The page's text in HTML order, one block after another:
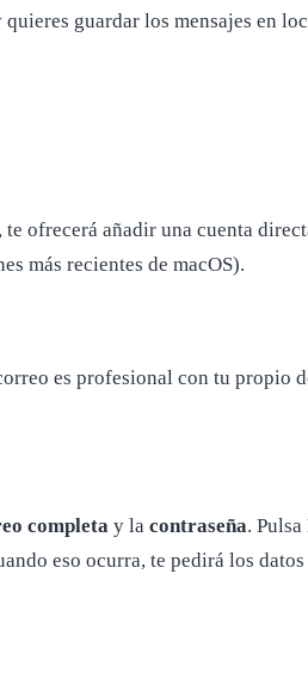
guardar los mensajes en
ofrecerá añadir una cuenta
más recientes de macOS).
es profesional con tu propio
completa y la contraseña. Pulsa
eso ocurra, te pedirá los